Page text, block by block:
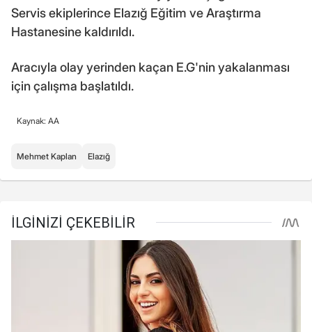
Servis ekiplerince Elazığ Eğitim ve Araştırma
Hastanesine kaldırıldı.
Aracıyla olay yerinden kaçan E.G'nin yakalanması
için çalışma başlatıldı.
Kaynak: AA
Mehmet Kaplan Elazığ